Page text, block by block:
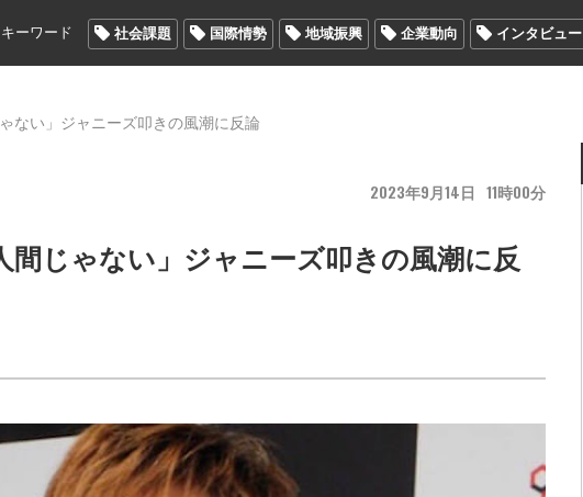
ーワード 社会課題 国際情勢 地域振興 企業動向 インタビュー
ない」ジャニーズ叩きの風潮に反論
2023 9 14 11 00
じゃない」ジャニーズ叩きの風潮に反